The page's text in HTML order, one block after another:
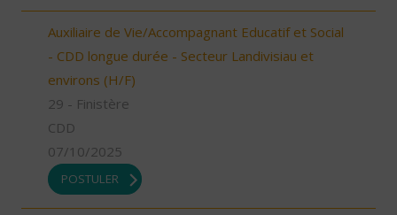
Auxiliaire de Vie/Accompagnant Educatif et Social
- CDD longue durée - Secteur Landivisiau et
environs (H/F)
29 - Finistère
CDD
07/10/2025
POSTULER